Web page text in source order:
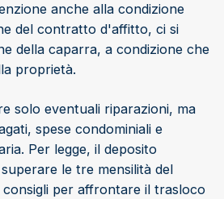
anche alla condizione
del contratto d'affitto, ci si
della caparra, a condizione che
proprietà.
solo eventuali riparazioni, ma
spese condominiali e
Per legge, il deposito
le tre mensilità del
per affrontare il trasloco